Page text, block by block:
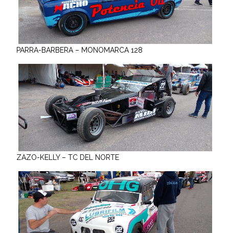
PARRA-BARBERA – MONOMARCA 128
ZAZO-KELLY – TC DEL NORTE